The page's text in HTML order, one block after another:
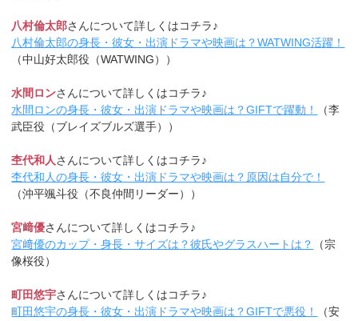
八村倫太郎さんについて詳しくはコチラ♪
八村倫太郎の身長・彼女・出演ドラマや映画は？WATWING活躍！
（中山好太郎役（WATWING））
水間ロンさんについて詳しくはコチラ♪
水間ロンの身長・彼女・出演ドラマや映画は？GIFTで躍動！
（李
武臣役（ブレイズブルズ選手））
杢代和人さんについて詳しくはコチラ♪
杢代和人の身長・彼女・出演ドラマや映画は？原因は自分で！
（沖平颯斗役（不良仲間リーダー））
宮﨑優さんについて詳しくはコチラ♪
宮﨑優のカップ・身長・サイズは？彼氏やグラスハートは？
（宗
像桜役）
町田悠宇さんについて詳しくはコチラ♪
町田悠宇の身長・彼女・出演ドラマや映画は？GIFTで悪役！
（安